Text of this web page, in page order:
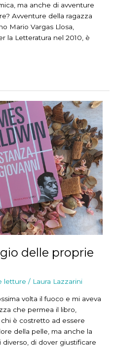
ma anche di avventure
Avventure della ragazza
Mario Vargas Llosa,
la Letteratura nel 2010, è
delle proprie
letture / Laura Lazzarini
volta il fuoco e mi aveva
che permea il libro,
chi è costretto ad essere
della pelle, ma anche la
di dover giustificare